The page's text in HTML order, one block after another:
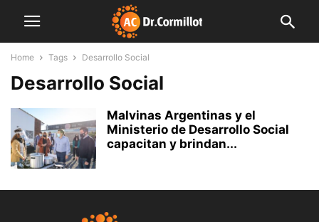
Home Tags Desarrollo Social
Desarrollo Social
Malvinas Argentinas y el
Ministerio de Desarrollo Social
capacitan y brindan...